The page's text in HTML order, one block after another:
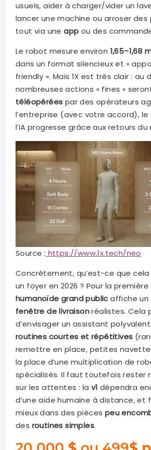
usuels, aider à charger/vider un
lancer une machine ou arroser
tout via uneapp ou des
Le robot mesure environ 1,65–1,68
dans un format silencieux et «
friendly ». Mais 1X est très clair : au
nombreuses actions « fines »
téléopérées par des opérateurs
l’entreprise (avec votre accord),
l’IA progresse grâce aux retours du
Source : https://www.1x.tech/neo
Concrètement, qu’est-ce que
un foyer en 2026 ? Pour la première
humanoïde grand public affiche un
fenêtre de livraisonréalistes. Cela
d’envisager un assistant
routines courtes et répétitives
remettre en place, petites
la place d’une multiplication de
spécialisés. Il faut toutefois rester
sur les attentes : la v1 dépendra
d’une aide humaine à distance, et
mieux dans des pièces peu
des routines simples.